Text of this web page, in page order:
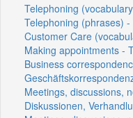
Telephoning
Telephoning (phrases)
Customer Care
Making appointments -
Business
Meetings, discussions,
Diskussionen,